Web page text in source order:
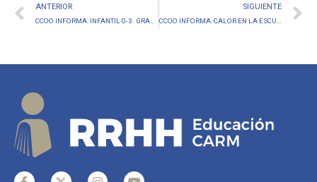
ANTERIOR
CCOO INFORMA: INFANTIL 0-3. GRAN MANIFESTACIÓN MADRID 23M
SIGUIENTE
CCOO INFORMA: CALOR EN LA ESCUELA, CONCENTRACIONES COMUNIDAD EDUCATIVA